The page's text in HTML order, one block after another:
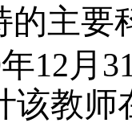
的主要
年12 月
该教